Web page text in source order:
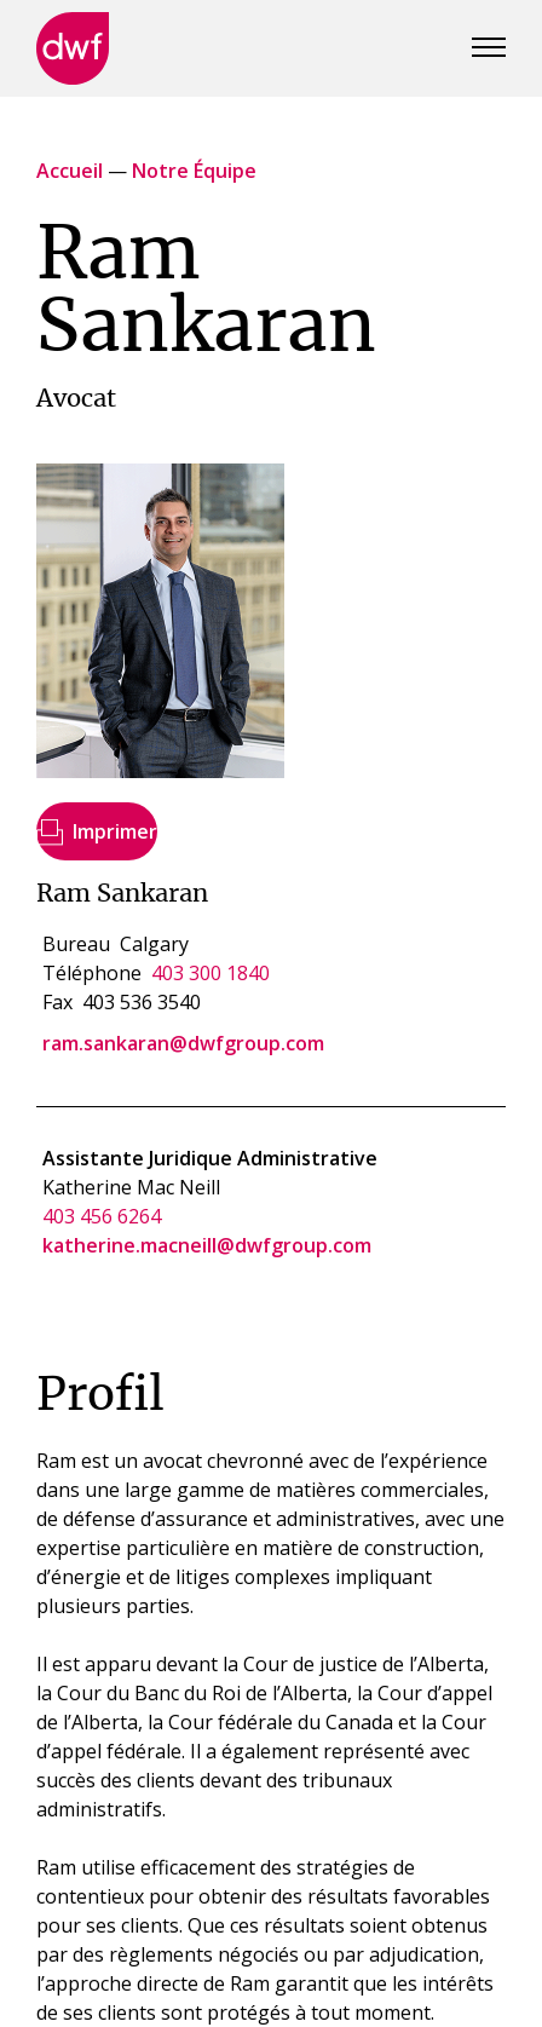
Accueil — Notre Équipe
Ram
Sankaran
Avocat
Imprimer
Ram Sankaran
Bureau Calgary
Téléphone 403 300 1840
Fax 403 536 3540
ram.sankaran@dwfgroup.com
Assistante Juridique Administrative
Katherine Mac Neill
403 456 6264
katherine.macneill@dwfgroup.com
Profil
Ram est un avocat chevronné avec de l’expérience
dans une large gamme de matières commerciales,
de défense d’assurance et administratives, avec une
expertise particulière en matière de construction,
d’énergie et de litiges complexes impliquant
plusieurs parties.
Il est apparu devant la Cour de justice de l’Alberta,
la Cour du Banc du Roi de l’Alberta, la Cour d’appel
de l’Alberta, la Cour fédérale du Canada et la Cour
d’appel fédérale. Il a également représenté avec
succès des clients devant des tribunaux
administratifs.
Ram utilise efficacement des stratégies de
contentieux pour obtenir des résultats favorables
pour ses clients. Que ces résultats soient obtenus
par des règlements négociés ou par adjudication,
l’approche directe de Ram garantit que les intérêts
de ses clients sont protégés à tout moment.